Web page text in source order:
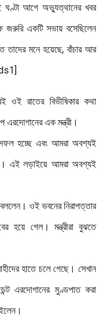
ঘণ্টা আগে অভ্যুত্থানের খবর
জরুরি একটি সভায় বসেছিলেন
তাদের মনে হয়েছে, বাঁচার আর
ওই রাতের বিভীষিকার কথা
এরদোগানের এক মন্ত্রী।
সফল হচ্ছে এবং আমরা অবশ্যই
এই লড়াইয়ে আমরা অবশ্যই
ওই ভবনের নিরাপত্তার
হয়ে গেল। মন্ত্রীরা বুঝতে
হাতে চলে গেছে। সেখান
এরদোগানের মুণ্ডপাত করা